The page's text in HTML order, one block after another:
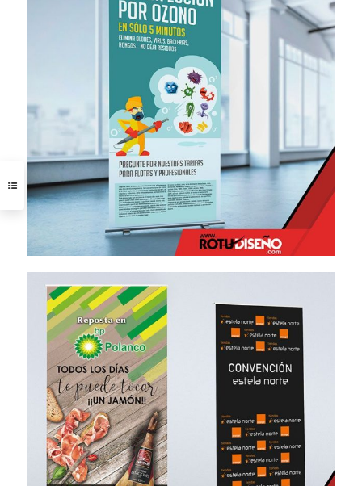
Roll Up